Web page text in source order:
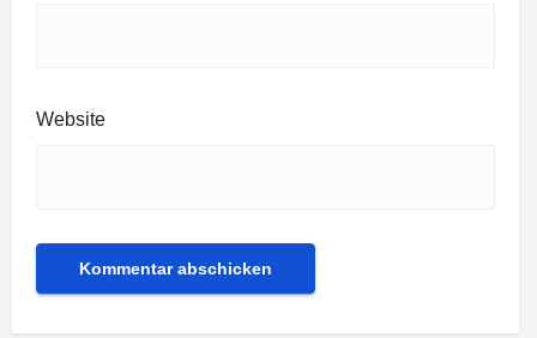
Website